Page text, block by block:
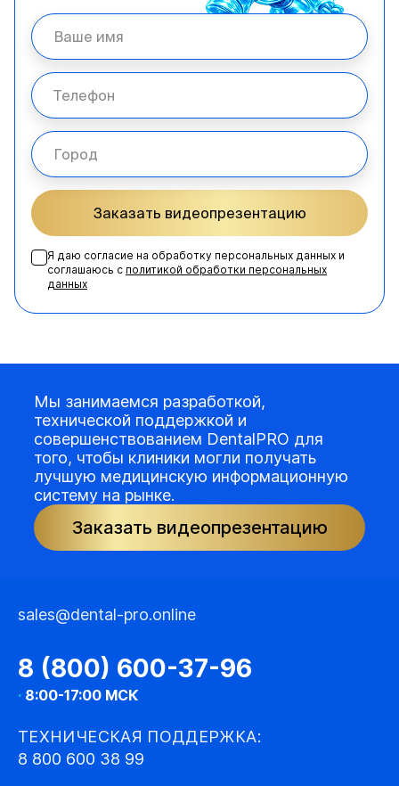
Заказать видеопрезентацию
Я даю согласие на обработку персональных данных и
соглашаюсь с политикой обработки персональных
данных
Мы занимаемся разработкой,
технической поддержкой и
совершенствованием DentalPRO для
того, чтобы клиники могли получать
лучшую медицинскую информационную
систему на рынке.
Заказать видеопрезентацию
sales@dental-pro.online
8 (800) 600-37-96
· 8:00-17:00 МСК
ТЕХНИЧЕСКАЯ ПОДДЕРЖКА:
8 800 600 38 99